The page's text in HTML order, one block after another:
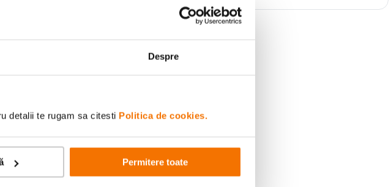
Despre
detalii te rugam sa citesti Politica de cookies.
Permitere toate
Ai vizualizat toate produsele